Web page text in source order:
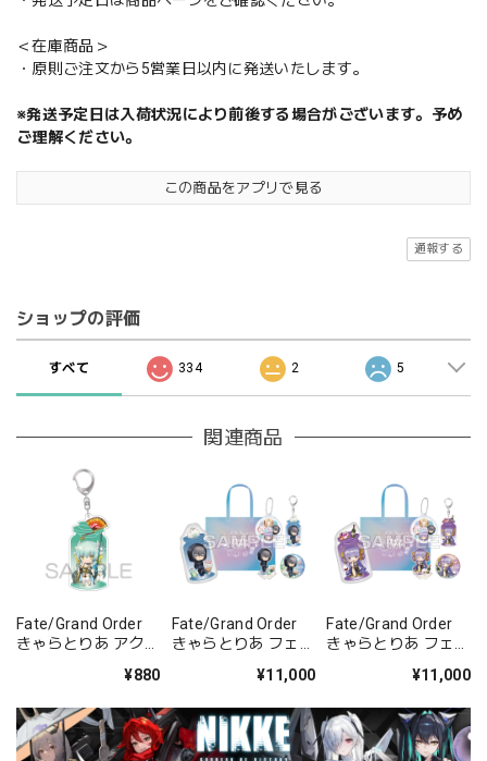
＜在庫商品＞
・原則ご注文から5営業日以内に発送いたします。
※発送予定日は入荷状況により前後する場合がございます。予め
ご理解ください。
この商品をアプリで見る
通報する
ショップの評価
すべて 334 2 5
関連商品
Fate/Grand Order
きゃらとりあ アクリ
¥880
Fate/Grand Order
きゃらとりあ フェス
ー/オベロン〔不機
ン〕
¥11,000
Fate/Grand Order
きゃらとりあ フェス
サー/BBドバイ¥11,000